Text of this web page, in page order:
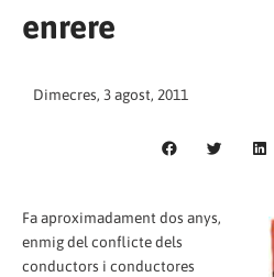
enrere
Dimecres, 3 agost, 2011
Fa aproximadament dos anys,
enmig del conflicte dels
conductors i conductores